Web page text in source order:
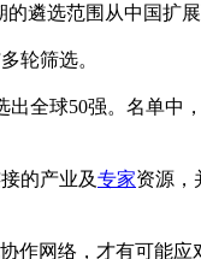
遴选范围从中国扩
轮筛选。
全球50强。名单中
的产业及专家资源，
作网络，才有可能应